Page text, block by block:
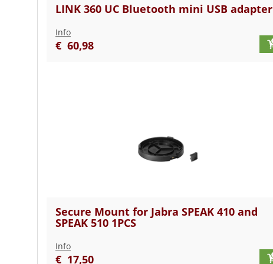
LINK 360 UC Bluetooth mini USB adapter
Info
€ 60,98
Secure Mount for Jabra SPEAK 410 and
SPEAK 510 1PCS
Info
€ 17,50